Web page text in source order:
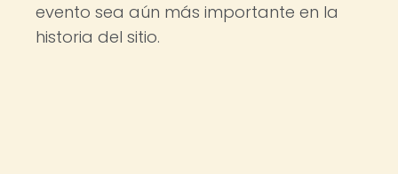
evento sea aún más importante en la
historia del sitio.